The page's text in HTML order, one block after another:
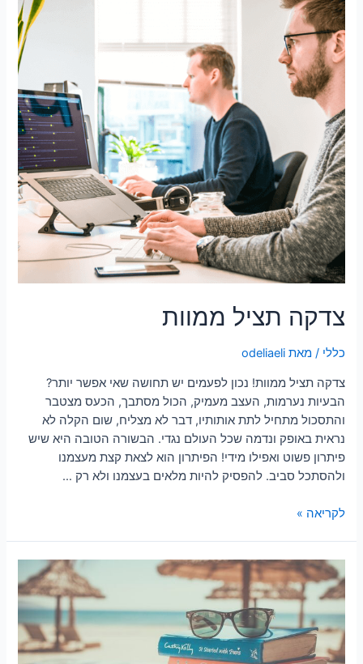
צדקה תציל ממוות
כללי / מאתodeliaeli
צדקה תציל ממוות! נכון לפעמים יש תחושה שאי אפשר יותר?
הבעיות נערמות, העצב מעמיק, הכול מסתבך, הכעס מצטבר
והתסכול מתחיל לתת אותותיו, דבר לא מצליח, שום הקלה לא
נראית באופק ונדמה שכל העולם נגדי. הבשורה הטובה היא שיש
פיתרון פשוט ואפילו מידי! הפיתרון הוא לצאת קצת מעצמנו
ולהסתכל סביב. להפסיק להיות מלאים בעצמנו ולא רק …
לקריאה »